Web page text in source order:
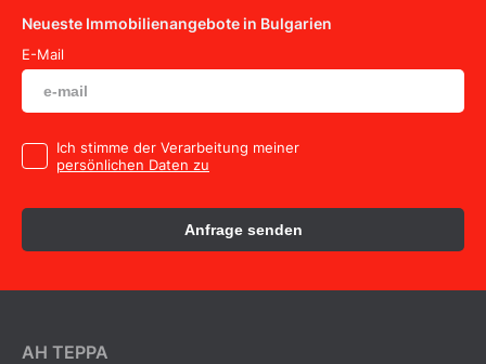
Neueste Immobilienangebote in Bulgarien
E-Mail
Ich stimme der Verarbeitung meiner
persönlichen Daten zu
Anfrage senden
AH ТEPPA